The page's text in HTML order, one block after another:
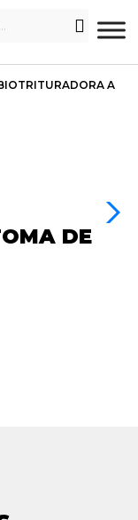
A
DE